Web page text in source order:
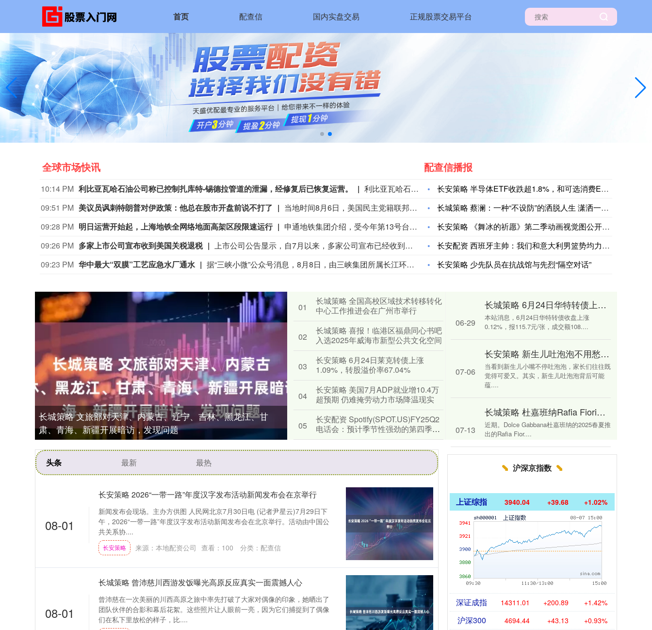
首页 配查信 国内实盘交易 正规股票交易平台
全球市场快讯
10:14 PM 利比亚瓦哈石油公司称已控制扎库特-锡德拉管道的泄漏，经修复后已恢复运营。
利比亚瓦哈石油公司称已控制扎库特-锡德拉管道的泄漏，经修复后已恢复运营。
09:51 PM 美议员讽刺特朗普对伊政策：他总在股市开盘前说不打了
当地时间8月6日，美国民主党籍联邦参议员克里斯·墨菲表示，总统特朗普通常会在周日晚上或周一早上，也就是股市开盘前，宣布美伊战事即将结束。但战火已持续了六个月。（澎湃）
09:28 PM 明日运营开始起，上海地铁全网络地面高架区段限速运行
申通地铁集团介绍，受今年第13号台风“白海豚”影响，为确保轨道交通运营安全，上海地铁实施运营调整：8月9日运营开始起，3号线、浦江线全线限速运行；1号线、2号线、4号线、5号线、6号线、7号线、8号线、9号线、10号线、11号线、16号线、17号线、市域机场线地面、高架区段限速运行，同时，16号线取消大站车，列车站站停靠。全网络其他线路区段正常运行。上海地铁将密切关注台风路径变化，根据风速、雨量和对运营影响程度等实际情况，动态调整列车开行方案，遇紧急情况或将采取停运措施，保障乘客安全出行。请市民乘客留意官方发布的运营信息。（上海发布）
09:26 PM 多家上市公司宣布收到美国关税退税
上市公司公告显示，自7月以来，多家公司宣布已经收到美国关税退税。根据美国最高法院今年2月裁定，《国际紧急经济权力法》不授权总统征收大规模关税。美国国际贸易法院随后下令海关办理相关退款。海关与边境保护局4月20日启动第一阶段退款工作，首批退款于5月11日前后发放。美国海关与边境保护局官员本月4日披露的信息显示，截至7月底，该部门已处理完毕约1000亿美元关税的退款流程并把相关信息提供给财政部用于付款。（中新社）
09:23 PM 华中最大“双膜”工艺应急水厂通水 据“三峡小微”公众号消息，8月8日，由三峡集团所属长江环保集团、武汉市水务集团等共同投资建设的华中地区规模最大的“双膜”工艺应急水厂——武汉梁子湖应急水厂并网通水，标志着武汉市江南区域正式构建起“一江一湖”双水源互为备援、灵活调度的供水新格局，为片区660万市民用水安全提供坚实保障。
配查信播报
长安策略 半导体ETF收跌超1.8%，和可选消费ETF领跌美
长城策略 蔡澜：一种“不设防”的洒脱人生 潇洒一生览众生
长安策略 《舞冰的祈愿》第二季动画视觉图公开，官宣2026年
长安配资 西班牙主帅：我们和意大利男篮势均力敌 经验最终决定
长安策略 少先队员在抗战馆与先烈“隔空对话”
长城策略 文旅部对天津、内蒙古、辽宁、吉林、黑龙江、甘
肃、青海、新疆开展暗访，发现问题
01
长城策略 全国高校区域技术转移转化
中心工作推进会在广州市举行
02
长城策略 喜报！临港区福鼎同心书吧
入选2025年威海市新型公共文化空间
03
长安策略 6月24日莱克转债上涨
1.09%，转股溢价率67.04%
04
长安策略 美国7月ADP就业增10.4万
超预期 仍难掩劳动力市场降温现实
05
长安配资 Spotify(SPOT.US)FY25Q2
电话会：预计季节性强劲的第四季度
依旧有助于毛利率提升
长城策略 6月24日华特转债上涨0.12%，转股溢价率98.29%
本站消息，6月24日华特转债收盘上涨
0.12%，报115.7元/张，成交额108....
06-29
长安策略 新生儿吐泡泡不用愁！看完这篇让你心里有底_宝宝_唾液腺_口腔
当看到新生儿小嘴不停吐泡泡，家长们往往既
觉得可爱又。其实，新生儿吐泡泡背后可能
蕴....
07-06
长城策略 杜嘉班纳Rafia Fiori系列以拉菲草演绎地中海时尚与浪漫风情_造型_设计_配饰
近期。Dolce Gabbana杜嘉班纳的2025春夏推
出的Rafia Fior....
07-13
头条 最新 最热
08-01
长安策略 2026“一带一路”年度汉字发布活动新闻发布会在京举行
新闻发布会现场。主办方供图 人民网北京7月30日电 (记者尹星云)7月29日下
午，2026“一带一路”年度汉字发布活动新闻发布会在北京举行。活动由中国公
共关系协....
长安策略 来源：本地配资公司 查看： 100 分类： 配查信
08-01
长城策略 曾沛慈川西游发饭曝光高原反应真实一面震撼人心
曾沛慈在一次美丽的川西高原之旅中率先打破了大家对偶像的印象，她晒出了
团队伙伴的合影和幕后花絮。这些照片让人眼前一亮，因为它们捕捉到了偶像
们在私下里放松的样子，比....
沪深京指数
上证综指 3940.04 +39.68 +1.02%
深证成指 14311.01 +200.89 +1.42%
沪深300 4694.44 +43.13 +0.93%